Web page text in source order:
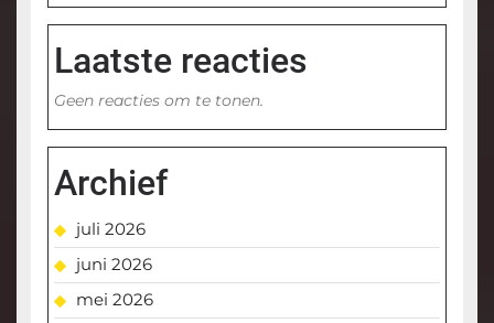
Laatste reacties
Geen reacties om te tonen.
Archief
juli 2026
juni 2026
mei 2026